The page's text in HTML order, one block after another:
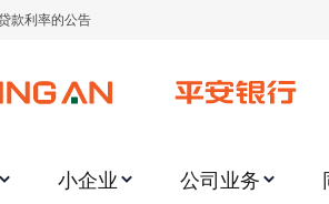
款利率的公告
个人客户贵金属交易协议书》的公告
升级更新的通知
小企业 公司业务